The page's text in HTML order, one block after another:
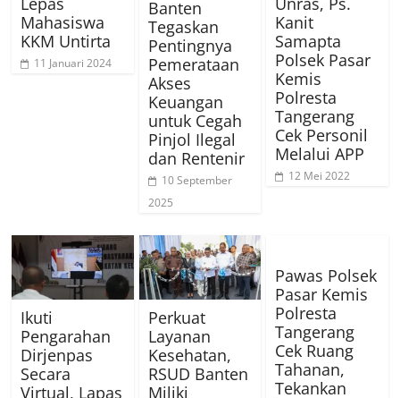
Mahasiswa
KKM Untirta
11 Januari 2024
Banten
Tegaskan
Pentingnya
Pemerataan
Akses
Keuangan
untuk Cegah
Pinjol Ilegal
dan Rentenir
10 September
2025
Kanit
Samapta
Polsek Pasar
Kemis
Polresta
Tangerang
Cek Personil
Melalui APP
12 Mei 2022
Ikuti
Pengarahan
Dirjenpas
Secara
Virtual, Lapas
Perkuat
Layanan
Kesehatan,
RSUD Banten
Miliki
Pawas Polsek
Pasar Kemis
Polresta
Tangerang
Cek Ruang
Tahanan,
Tekankan